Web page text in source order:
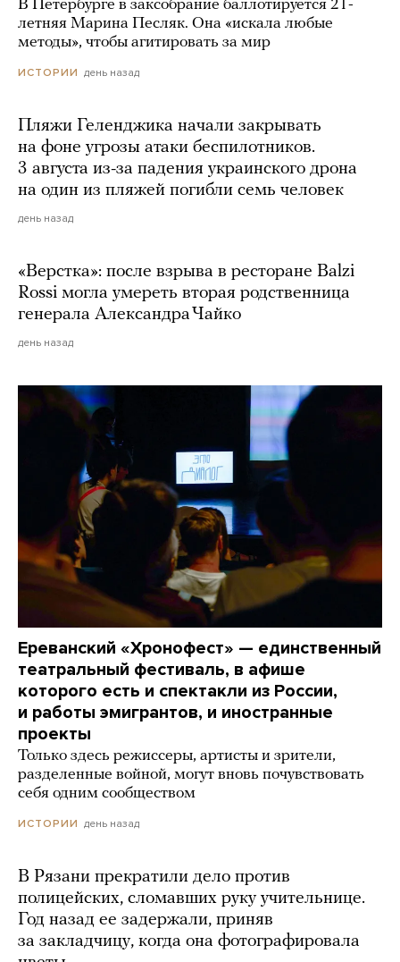
В Петербурге в заксобрание баллотируется 21-
летняя Марина Песляк. Она «искала любые
методы», чтобы агитировать за мир
ИСТОРИИ день назад
Пляжи Геленджика начали закрывать
на фоне угрозы атаки беспилотников.
3 августа из-за падения украинского дрона
на один из пляжей погибли семь человек
день назад
«Верстка»: после взрыва в ресторане Balzi
Rossi могла умереть вторая родственница
генерала Александра Чайко
день назад
Ереванский «Хронофест» — единственный
театральный фестиваль, в афише
которого есть и спектакли из России,
и работы эмигрантов, и иностранные
проекты
Только здесь режиссеры, артисты и зрители,
разделенные войной, могут вновь почувствовать
себя одним сообществом
ИСТОРИИ день назад
В Рязани прекратили дело против
полицейских, сломавших руку учительнице.
Год назад ее задержали, приняв
за закладчицу, когда она фотографировала